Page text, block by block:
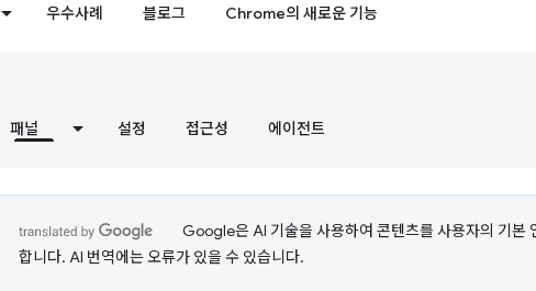
우수사례 블로그 Chrome의 새로운 기능
패널 설정 접근성 에이전트
Google은 AI 기술을 사용하여 콘텐츠를 사용자의 기본
합니다. AI 번역에는 오류가 있을 수 있습니다.